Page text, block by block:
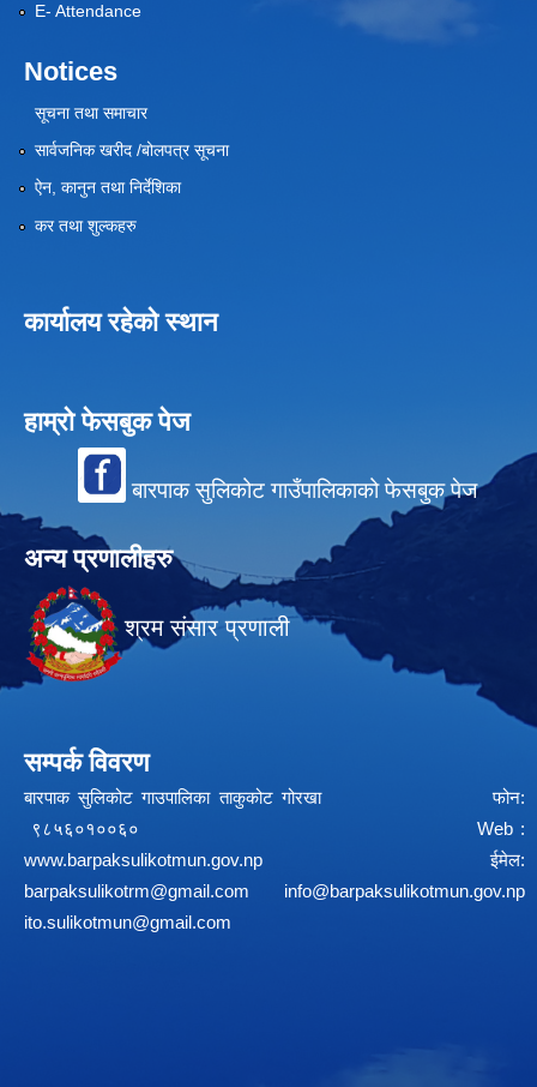
E- Attendance
Notices
सूचना तथा समाचार
सार्वजनिक खरीद /बोलपत्र सूचना
ऐन, कानुन तथा निर्देशिका
कर तथा शुल्कहरु
कार्यालय रहेको स्थान
हाम्रो फेसबुक पेज
बारपाक सुलिकोट गाउँपालिकाको फेसबुक पेज
अन्य प्रणालीहरु
श्रम संसार प्रणाली
सम्पर्क विवरण
बारपाक सुलिकोट गाउपालिका ताकुकोट गोरखा फोन:
९८५६०१००६० Web :
www.barpaksulikotmun.gov.np
ईमेल:
barpaksulikotrm@gmail.com
info@barpaksulikotmun.gov.np
ito.sulikotmun@gmail.com